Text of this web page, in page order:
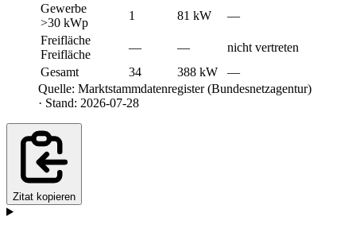
Gewerbe
>30 kWp
1 81 kW
—
Freifläche
Freifläche
— —
nicht vertreten
Gesamt
34 388 kW
—
Quelle: Marktstammdatenregister (Bundesnetzagentur)
· Stand: 2026-07-28
Zitat kopieren